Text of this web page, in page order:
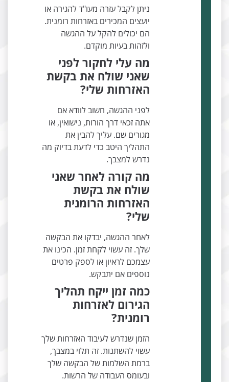
ניתן לקבל עזרה מעו"ד להגירה או
יועצים המכירים באזרחות רומנית.
הם יכולים להקל על ההגשה
ולזהות בעיות מוקדם.
מה עלי לחקור לפני
שאני שולח את בקשת
האזרחות שלי?
לפני ההגשה, חשוב לוודא אם
אתה זכאי דרך הורות, נישואין, או
מגורים שם. עליך להבין את
התהליך היטב כדי לדעת בדיוק מה
נדרש למצבך.
מה קורה לאחר שאני
שולח את בקשת
האזרחות הרומנית
לאחר ההגשה, יבדקו את הבקשה
שלך. זה עשוי לקחת זמן. הכינו את
עצמכם לראיון או לספק פרטים
נוספים אם יתבקש.
כמה זמן ייקח תהליך
הגירום לאזרחות
רומנית?
הזמן שנדרש לעיבוד האזרחות שלך
עשוי להשתנות. זה תלוי במצבך,
ברמת השלמות של הבקשה שלך
ובעומס העבודה של הרשות.